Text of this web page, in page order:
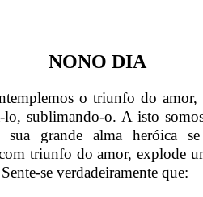
NONO DIA
o triunfo do
lo, sublimando-o. A isto
grande alma heróica
triunfo do amor, explode
se verdadeiramente que: